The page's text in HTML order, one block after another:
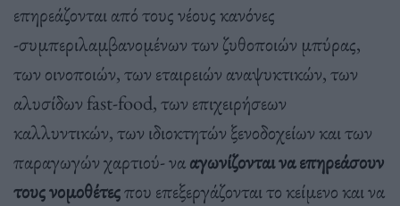
επηρεάζονται από τους νέους κανόνες
-συμπεριλαμβανομένων των ζυθοποιών μπύρας,
των οινοποιών, των εταιρειών αναψυκτικών, των
αλυσίδων fast-food, των επιχειρήσεων
καλλυντικών, των ιδιοκτητών ξενοδοχείων και των
παραγωγών χαρτιού- νααγωνίζονται να επηρεάσουν
τους νομοθέτεςπου επεξεργάζονται το κείμενο και να